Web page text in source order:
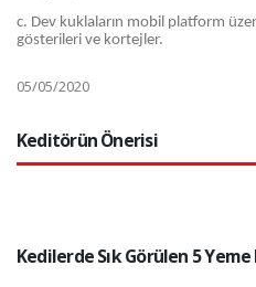
c. Dev kuklaların mobil platform
gösterileri ve kortejler.
05/05/2020
Keditörün Önerisi
Kedilerde Sık Görülen 5